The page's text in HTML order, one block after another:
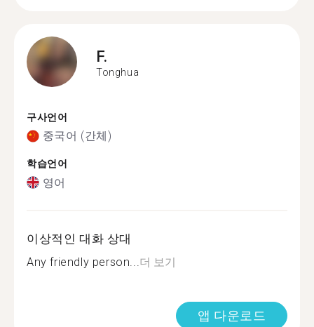
F.
Tonghua
구사언어
중국어 (간체)
학습언어
영어
이상적인 대화 상대
Any friendly person... 더 보기
앱 다운로드